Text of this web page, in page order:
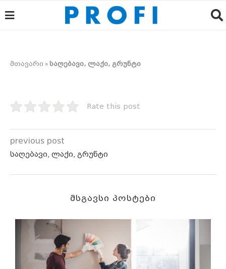
მთავარი » საღებავი, ლაქი, გრუნტი
Rate this post
previous post
საღებავი, ლაქი, გრუნტი
ᲛᲡᲒᲐᲕᲡᲘ ᲞᲝᲡᲢᲔᲑᲘ